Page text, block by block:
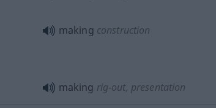
making construction
making rig-out, presentation